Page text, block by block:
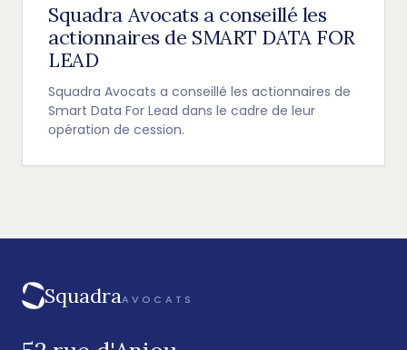
Squadra Avocats a conseillé les
actionnaires de SMART DATA FOR
LEAD
Squadra Avocats a conseillé les actionnaires de
Smart Data For Lead dans le cadre de leur
opération de cession.
SquadraAVOCATS